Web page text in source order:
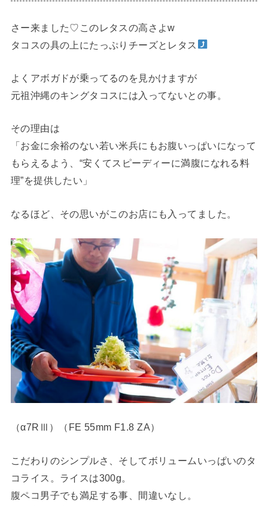
さー来ました♡このレタスの高さよw
タコスの具の上にたっぷりチーズとレタス
よくアボガドが乗ってるのを見かけますが
元祖沖縄のキングタコスには入ってないとの事。
その理由は
「お金に余裕のない若い米兵にもお腹いっぱいになって
もらえるよう、“安くてスピーディーに満腹になれる料
理”を提供したい」
なるほど、その思いがこのお店にも入ってました。
（α7RⅢ）（FE 55mm F1.8 ZA）
こだわりのシンプルさ、そしてボリュームいっぱいのタ
コライス。ライスは300g。
腹ペコ男子でも満足する事、間違いなし。